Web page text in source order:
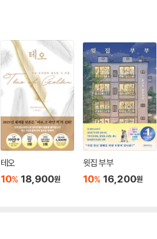
테오
10% 18,900원
윗집 부부
10% 16,200원